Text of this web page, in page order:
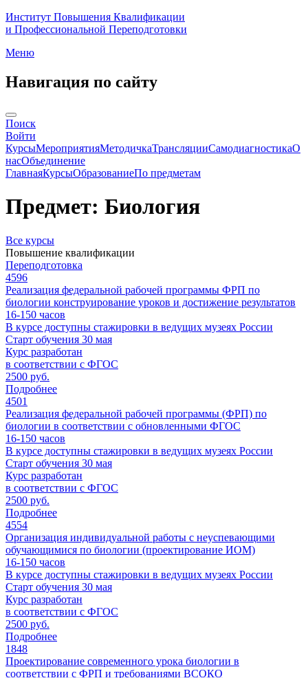
Институт Повышения Квалификации
и Профессиональной Переподготовки
Меню
Навигация по сайту
Поиск
Войти
КурсыМероприятияМетодичкаТрансляцииСамодиагностикаО
насОбъединение
ГлавнаяКурсыОбразованиеПо предметам
Предмет: Биология
Все курсы
Повышение квалификации
Переподготовка
4596
Реализация федеральной рабочей программы ФРП по
биологии конструирование уроков и достижение результатов
16-150 часов
В курсе доступны стажировки в ведущих музеях России
Старт обучения 30 мая
Курс разработан
в соответствии с ФГОС
2500 руб.
Подробнее
4501
Реализация федеральной рабочей программы (ФРП) по
биологии в соответствии с обновленными ФГОС
16-150 часов
В курсе доступны стажировки в ведущих музеях России
Старт обучения 30 мая
Курс разработан
в соответствии с ФГОС
2500 руб.
Подробнее
4554
Организация индивидуальной работы с неуспевающими
обучающимися по биологии (проектирование ИОМ)
16-150 часов
В курсе доступны стажировки в ведущих музеях России
Старт обучения 30 мая
Курс разработан
в соответствии с ФГОС
2500 руб.
Подробнее
1848
Проектирование современного урока биологии в
соответствии с ФРП и требованиями ВСОКО